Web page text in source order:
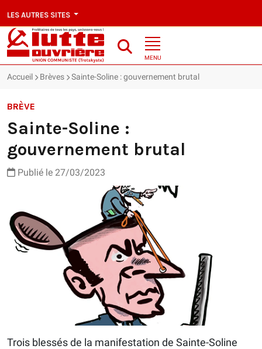
LES AUTRES SITES
MENU
Accueil Brèves Sainte-Soline : gouvernement brutal
BRÈVE
Sainte-Soline :
gouvernement brutal
Publié le 27/03/2023
Trois blessés de la manifestation de Sainte-Soline